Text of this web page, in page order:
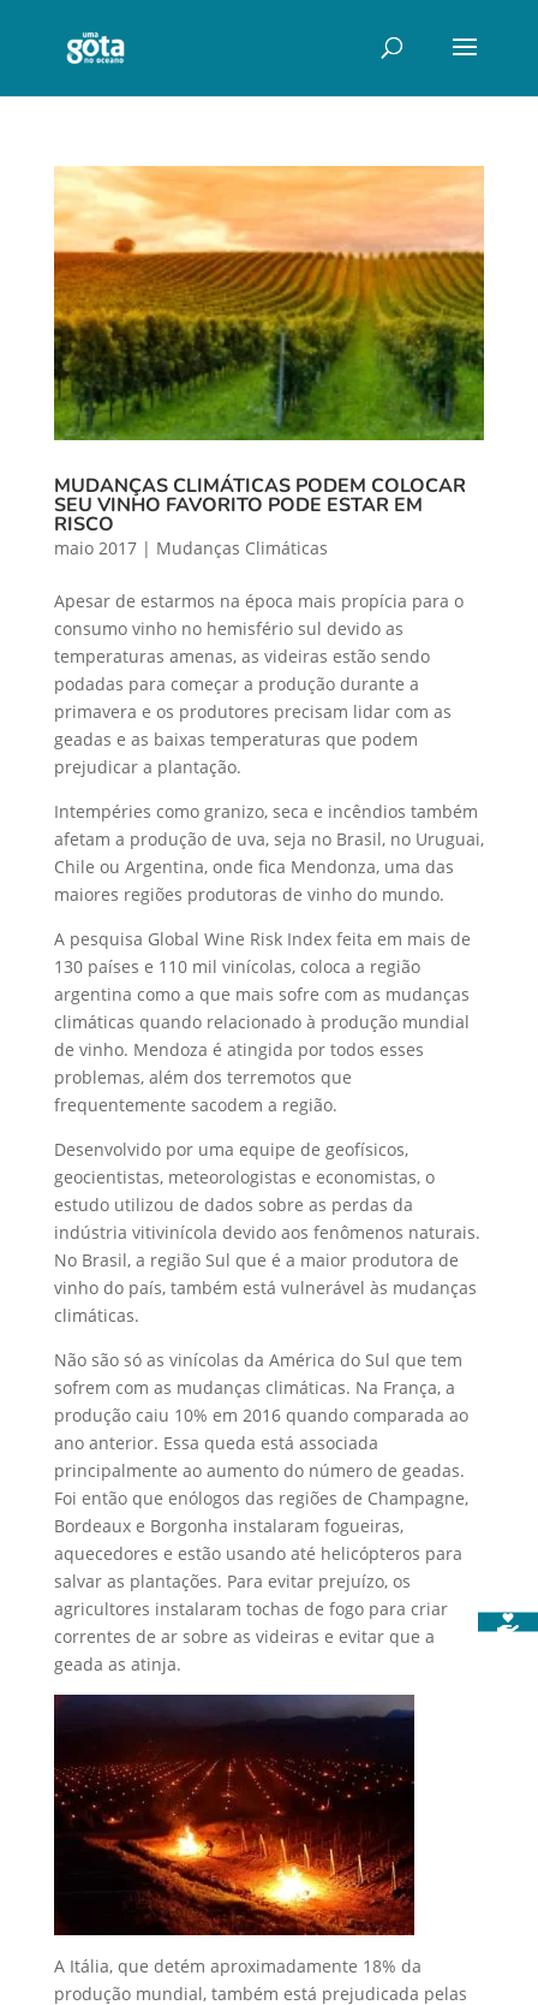
MUDANÇAS CLIMÁTICAS PODEM COLOCAR
SEU VINHO FAVORITO PODE ESTAR EM
RISCO
maio 2017| Mudanças Climáticas
Apesar de estarmos na época mais propícia para o
consumo vinho no hemisfério sul devido as
temperaturas amenas, as videiras estão sendo
podadas para começar a produção durante a
primavera e os produtores precisam lidar com as
geadas e as baixas temperaturas que podem
prejudicar a plantação.
Intempéries como granizo, seca e incêndios também
afetam a produção de uva, seja no Brasil, no Uruguai,
Chile ou Argentina, onde fica Mendonza, uma das
maiores regiões produtoras de vinho do mundo.
A pesquisa Global Wine Risk Index feita em mais de
130 países e 110 mil vinícolas, coloca a região
argentina como a que mais sofre com as mudanças
climáticas quando relacionado à produção mundial
de vinho. Mendoza é atingida por todos esses
problemas, além dos terremotos que
frequentemente sacodem a região.
Desenvolvido por uma equipe de geofísicos,
geocientistas, meteorologistas e economistas, o
estudo utilizou de dados sobre as perdas da
indústria vitivinícola devido aos fenômenos naturais.
No Brasil, a região Sul que é a maior produtora de
vinho do país, também está vulnerável às mudanças
climáticas.
Não são só as vinícolas da América do Sul que tem
sofrem com as mudanças climáticas. Na França, a
produção caiu 10% em 2016 quando comparada ao
ano anterior. Essa queda está associada
principalmente ao aumento do número de geadas.
Foi então que enólogos das regiões de Champagne,
Bordeaux e Borgonha instalaram fogueiras,
aquecedores e estão usando até helicópteros para
salvar as plantações. Para evitar prejuízo, os
agricultores instalaram tochas de fogo para criar
correntes de ar sobre as videiras e evitar que a
geada as atinja.
A Itália, que detém aproximadamente 18% da
produção mundial, também está prejudicada pelas